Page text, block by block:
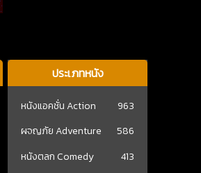
ประเภทหนัง
หนังแอคชั่น Action
963
ผจญภัย Adventure
586
หนังตลก Comedy
413